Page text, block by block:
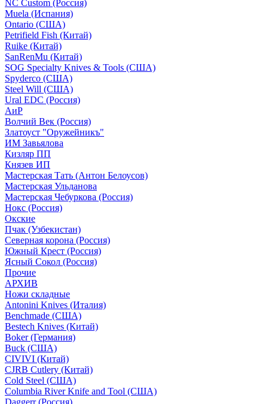
NC Custom (Россия)
Muela (Испания)
Ontario (США)
Petrifield Fish (Китай)
Ruike (Китай)
SanRenMu (Китай)
SOG Specialty Knives & Tools (США)
Spyderco (США)
Steel Will (США)
Ural EDC (Россия)
АиР
Волчий Век (Россия)
Златоуст "Оружейникъ"
ИМ Завьялова
Кизляр ПП
Князев ИП
Мастерская Тать (Антон Белоусов)
Мастерская Ульданова
Мастерская Чебуркова (Россия)
Нокс (Россия)
Окские
Пчак (Узбекистан)
Северная корона (Россия)
Южный Крест (Россия)
Ясный Сокол (Россия)
Прочие
АРХИВ
Ножи складные
Antonini Knives (Италия)
Benchmade (США)
Bestech Knives (Китай)
Boker (Германия)
Buck (США)
CIVIVI (Китай)
CJRB Cutlery (Китай)
Cold Steel (США)
Columbia River Knife and Tool (США)
Daggerr (Россия)